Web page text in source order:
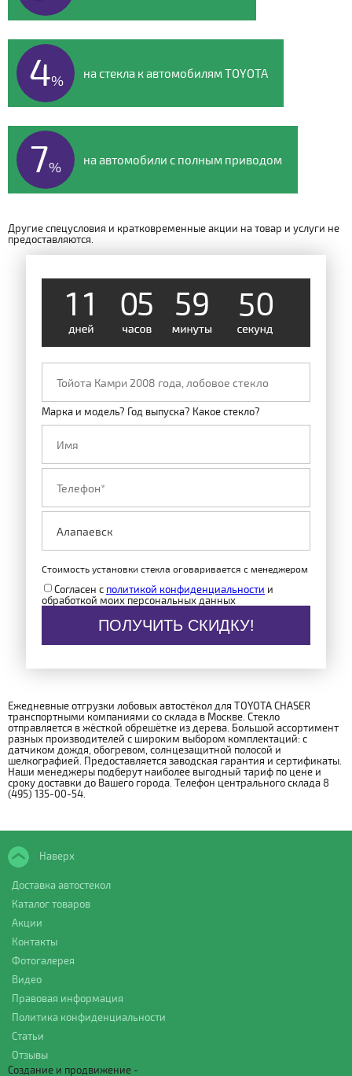
4% на стекла к автомобилям TOYOTA
7% на автомобили с полным приводом
Другие спецусловия и кратковременные акции на товар и услуги не
предоставляются.
1 1 05 59 49
Марка и модель? Год выпуска? Какое стекло?
Стоимость установки стекла оговаривается с менеджером
Согласен с политикой конфиденциальности и
обработкой моих персональных данных
ПОЛУЧИТЬ СКИДКУ!
Ежедневные отгрузки лобовых автостёкол для TOYOTA CHASER
транспортными компаниями со склада в Москве. Стекло
отправляется в жёсткой обрешётке из дерева. Большой ассортимент
разных производителей с широким выбором комплектаций: с
датчиком дождя, обогревом, солнцезащитной полосой и
шелкографией. Предоставляется заводская гарантия и сертификаты.
Наши менеджеры подберут наиболее выгодный тариф по цене и
сроку доставки до Вашего города. Телефон центрального склада 8
(495) 135-00-54.
Наверх
Доставка автостекол
Каталог товаров
Акции
Контакты
Фотогалерея
Видео
Правовая информация
Политика конфиденциальности
Статьи
Отзывы
Создание и продвижение -